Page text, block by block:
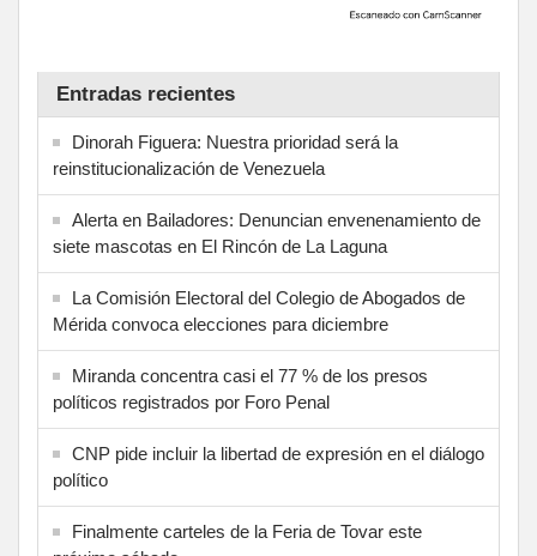
Entradas recientes
Dinorah Figuera: Nuestra prioridad será la
reinstitucionalización de Venezuela
Alerta en Bailadores: Denuncian envenenamiento de
siete mascotas en El Rincón de La Laguna
La Comisión Electoral del Colegio de Abogados de
Mérida convoca elecciones para diciembre
Miranda concentra casi el 77 % de los presos
políticos registrados por Foro Penal
CNP pide incluir la libertad de expresión en el diálogo
político
Finalmente carteles de la Feria de Tovar este